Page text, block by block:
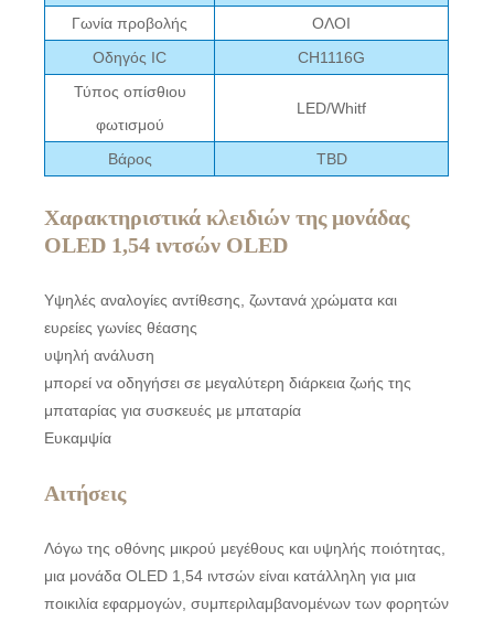
Γωνία προβολής
ΟΛΟΙ
Οδηγός IC
CH1116G
Τύπος οπίσθιου
φωτισμού
LED/Whitf
Βάρος TBD
Χαρακτηριστικά κλειδιών της μονάδας
OLED 1,54 ιντσών OLED
Υψηλές αναλογίες αντίθεσης, ζωντανά χρώματα και
ευρείες γωνίες θέασης
υψηλή ανάλυση
μπορεί να οδηγήσει σε μεγαλύτερη διάρκεια ζωής της
μπαταρίας για συσκευές με μπαταρία
Ευκαμψία
Αιτήσεις
Λόγω της οθόνης μικρού μεγέθους και υψηλής ποιότητας,
μια μονάδα OLED 1,54 ιντσών είναι κατάλληλη για μια
ποικιλία εφαρμογών, συμπεριλαμβανομένων των φορητών